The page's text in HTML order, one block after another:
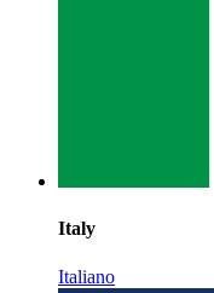
Italy
Italiano